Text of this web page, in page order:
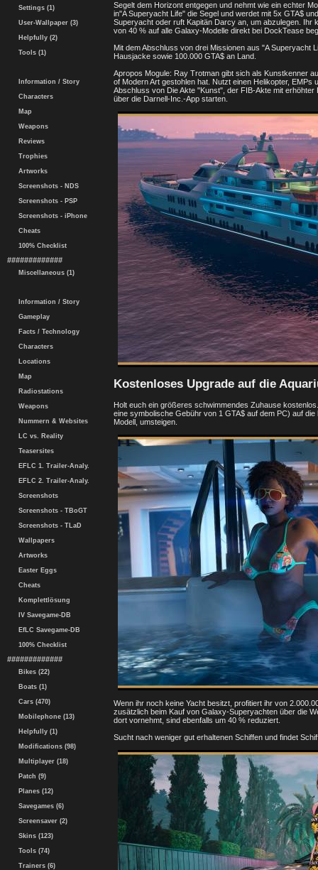
Settings (1)
User-Wallpaper (3)
Helpfully (2)
Tools (1)
Information / Story
Characters
Map
Weapons
Reviews
Trophies
Artworks
Screenshots - NDS
Screenshots - PSP
Screenshots - iPhone
Cheats
100% Checklist
#############
Miscellaneous (1)
Information / Story
Gameplay
Facts / Technology
Characters
Locations
Map
Radiostations
Weapons
Nummern & Websites
LC vs. Reality
Teasersites
EFLC 1. Trailer-Analy.
EFLC 2. Trailer-Analy.
Screenshots
Screenshots - TBoGT
Screenshots - TLaD
Wallpapers
Artworks
Easter Eggs
Cheats
Komplettlösung
IV Savegame-DB
EfLC Savegame-DB
100% Checklist
#############
Bikes (22)
Boats (1)
Cars (470)
Mobilephone (13)
Helpfully (1)
Modifications (98)
Multiplayer (18)
Patch (9)
Planes (12)
Savegames (6)
Screensaver (2)
Skins (123)
Tools (74)
Trainers (6)
Segelt dem Horizont entgegen und nehmt wie ein echter
in"A Superyacht Life" die Segel und werdet mit 5x GTA$
Superyacht oder ruft Kapitän Darcy an, um abzulegen. Ihr
von 40 % auf alle Galaxy-Modelle direkt bei DockTease
Mit dem Abschluss von drei Missionen aus "A Superyacht
Hausjacke sowie 100.000 GTA$ an Land.
Apropos Mogule: Ray Trotman gibt sich als Kunstkenner
of Modern Art gestohlen hat. Nutzt einen Helikopter,
Abschluss von Die Akte "Kunst", der FIB-Akte mit
über die Darnell-Inc.-App starten.
Kostenloses Upgrade auf die
Holt euch ein größeres schwimmendes Zuhause
eine symbolische Gebühr von 1 GTA$ auf dem PC) auf
Modell, umsteigen.
Wenn ihr noch keine Yacht besitzt, profitiert ihr von
zusätzlich beim Kauf von Galaxy-Superyachten über die
dort vornehmt, sind ebenfalls um 40 % reduziert.
Sucht nach weniger gut erhaltenen Schiffen und findet